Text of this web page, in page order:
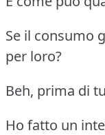
Se il consumo
per loro?
Beh, prima di
Ho fatto un